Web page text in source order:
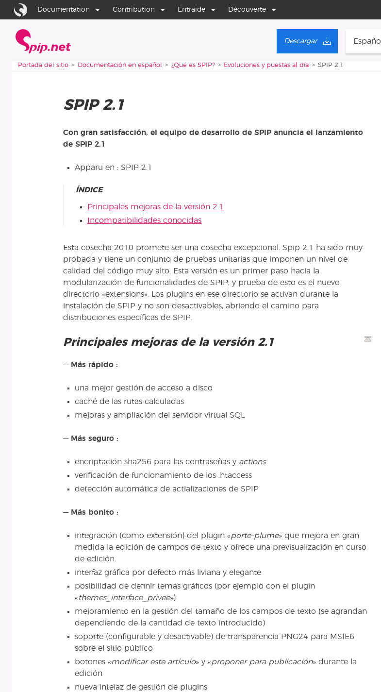
Aller au contenu
Aller à la navigation
Documentation Contribution Entraide Découverte
Español
Descargar
Vous êtes ici :
Portada del sitio Documentación en español ¿Qué es SPIP? Evoluciones y puestas al día SPIP 2.1
SPIP 2.1
Con gran satisfacción, el equipo de desarrollo de SPIP anuncia el lanzamiento
de SPIP 2.1
Apparu en : SPIP 2.1
ÍNDICE
Principales mejoras de la versión 2.1
Incompatibilidades conocidas
Esta cosecha 2010 promete ser una cosecha excepcional. Spip 2.1 ha sido muy
probada y tiene un conjunto de pruebas unitarias que imponen un nivel de
calidad del código muy alto. Esta versión es un primer paso hacia la
modularización de funcionalidades de SPIP, y prueba de esto es el nuevo
directorio «extensions». Los plugins en ese directorio se activan durante la
instalación de SPIP y no son desactivables, abriendo el camino para
distribuciones específicas de SPIP.
Principales mejoras de la versión 2.1
— Más rápido :
una mejor gestión de acceso a disco
caché de las rutas calculadas
mejoras y ampliación del servidor virtual SQL
— Más seguro :
encriptación sha256 para las contraseñas y actions
verificación de funcionamiento de los .htaccess
detección automática de actializaciones de SPIP
— Más bonito :
integración (como extensión) del plugin «porte-plume» que mejora en gran
medida la edición de campos de texto y ofrece una previsualización en curso
de edición.
interfaz gráfica por defecto más liviana y elegante
posibilidad de definir temas gráficos (por ejemplo con el plugin
«themes_interface_privee»)
mejoramiento en la gestión del tamaño de los campos de texto (se agrandan
dependiendo de la cantidad de texto introducido)
soporte (configurable y desactivable) de transparencia PNG24 para MSIE6
sobre el sitio público
botones «modificar este artículo» y «proponer para publicación» durante la
edición
nueva intefaz de gestión de plugins